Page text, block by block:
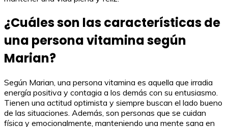
¿Cuáles son las características de
una persona vitamina según
Marian?
Según Marian, una persona vitamina es aquella que irradia
energía positiva y contagia a los demás con su entusiasmo.
Tienen una actitud optimista y siempre buscan el lado bueno
de las situaciones. Además, son personas que se cuidan
física y emocionalmente, manteniendo una mente sana en